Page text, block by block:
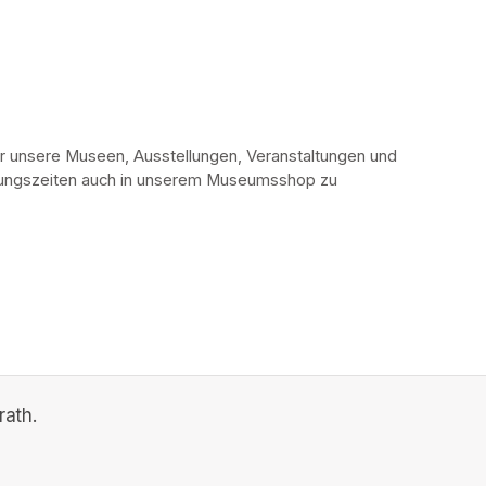
Museen, Ausstellungen, Veranstaltungen und
auch in unserem Museumsshop zu